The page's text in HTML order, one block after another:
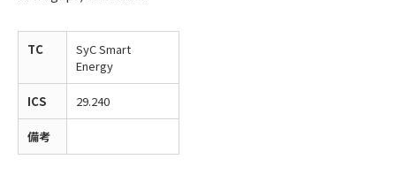
TC
SyC Smart
Energy
ICS 29.240
備考